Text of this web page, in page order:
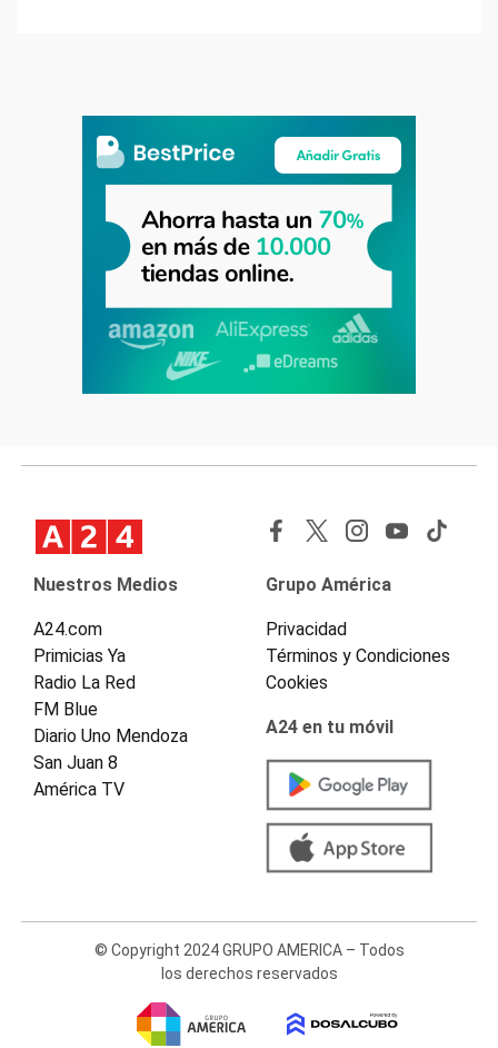
Nuestros Medios
A24.com
Primicias Ya
Radio La Red
FM Blue
Diario Uno Mendoza
San Juan 8
América TV
Grupo América
Privacidad
Términos y Condiciones
Cookies
A24 en tu móvil
© Copyright 2024 GRUPO AMERICA – Todos
los derechos reservados